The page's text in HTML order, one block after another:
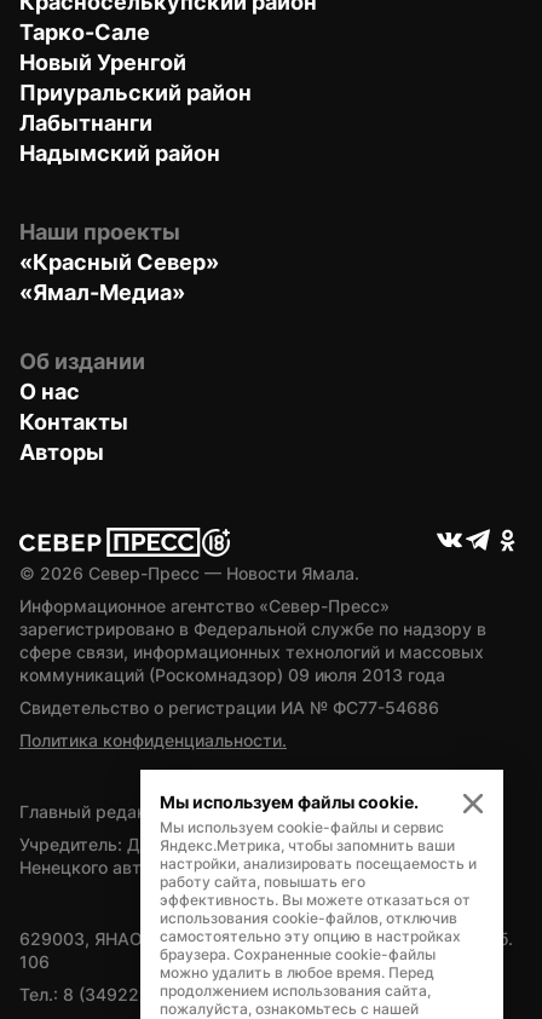
Тарко-Сале
Новый Уренгой
Приуральский район
Лабытнанги
Надымский район
Наши проекты
«Красный Север»
«Ямал-Медиа»
Об издании
О нас
Контакты
Авторы
© 2026 Север-Пресс — Новости Ямала.
Информационное агентство «Север-Пресс»
зарегистрировано в Федеральной службе по надзору в
сфере связи, информационных технологий и массовых
коммуникаций (Роскомнадзор) 09 июля 2013 года
Свидетельство о регистрации ИА № ФС77-54686
Политика конфиденциальности.
Главный редактор — А.Л. Поздеев
Учредитель: Департамент внутренней политики Ямало-
Ненецкого автономного округа
629003, ЯНАО, Салехард, мкр. Богдана Кнунянца, д.1, каб.
106
Тел.: 8 (34922) 71262
Мы используем файлы cookie.
Мы используем cookie-файлы и сервис
Яндекс.Метрика, чтобы запомнить ваши
настройки, анализировать посещаемость и
работу сайта, повышать его
эффективность. Вы можете отказаться от
использования cookie-файлов, отключив
самостоятельно эту опцию в настройках
браузера. Сохраненные cookie-файлы
можно удалить в любое время. Перед
продолжением использования сайта,
пожалуйста, ознакомьтесь с нашей